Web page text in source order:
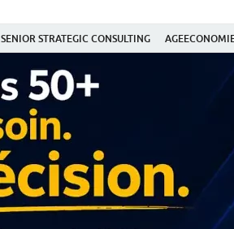
SENIOR STRATEGIC CONSULTING